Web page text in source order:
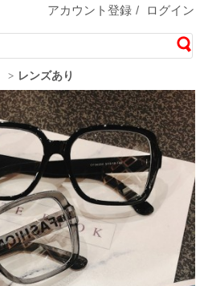
アカウント登録 / ログイン
レンズあり